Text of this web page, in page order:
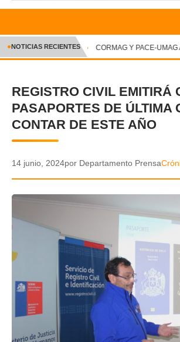
INICIO
CRÓNICA
DEPORTES
ENTRETENIMIENTO Y CULTURA
AUDIOS
VIDEOS
GALERIA DE FOTOS
APP MÓVIL
TRANSPARENCIA
✕
●NOTICIAS RECIENTES CORMAG Y PACE-UMAG
REGISTRO CIVIL EMITIRÁ
PASAPORTES DE ÚLTIMA
CONTAR DE ESTE AÑO
14 junio, 2024por Departamento Prensa